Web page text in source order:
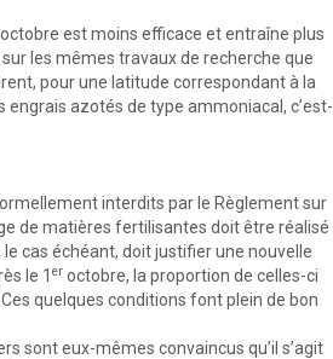
est moins efficace et entraîne plus
les mêmes travaux de recherche que
pour une latitude correspondant à la
engrais azotés de type ammoniacal, c’est-
interdits par le Règlement sur
de matières fertilisantes doit être réalisé
cas échéant, doit justifier une nouvelle
le 1 er octobre, la proportion de celles-ci
quelques conditions font plein de bon
sont eux-mêmes convaincus qu’il s’agit